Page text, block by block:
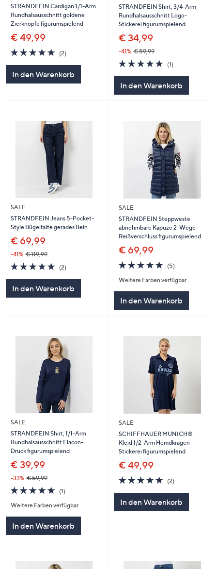
STRANDFEIN Cardigan 1/1-Arm
Rundhalsausschnitt goldene
Zierknöpfe figurumspielend
€ 49,99
5.0
von
(2)2
In den Warenkorb
STRANDFEIN Shirt, 3/4-Arm
Rundhalsausschnitt Logo-
Stickerei figurumspielend
€ 34,99
-41% € 59,99
5.0
von
(1)1
In den Warenkorb
SALE
STRANDFEIN Jeans 5-Pocket-
Style Bügelfalte gerades Bein
€ 69,99
-41% € 119,99
5.0
von
(2)2
In den Warenkorb
SALE
STRANDFEIN Steppweste
abnehmbare Kapuze 2-Wege-
Reißverschluss figurumspielend
€ 69,99
5.0
von
5
(5)5
Weitere Farben verfügbar
In den Warenkorb
SALE
STRANDFEIN Shirt, 1/1-Arm
Rundhalsausschnitt Flacon-
Druck figurumspielend
€ 39,99
-33% € 59,99
5.0
von
5
(1)1
Weitere Farben verfügbar
In den Warenkorb
SALE
SCHIFFHAUER MUNICH®
Kleid 1/2-Arm Hemdkragen
Stickerei figurumspielend
€ 49,99
5.0
von
(2)2
In den Warenkorb